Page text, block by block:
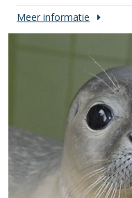
Meer informatie